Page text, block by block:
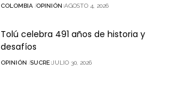
COLOMBIA OPINIÓN AGOSTO 4, 2026
Tolú celebra 491 años de historia y
desafíos
OPINIÓN SUCRE JULIO 30, 2026